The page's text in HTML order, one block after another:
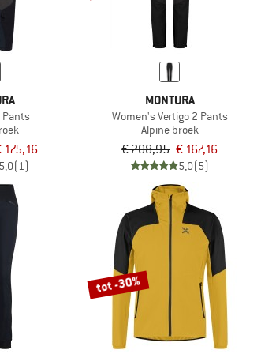
Pants
175,16
5,0(1)
MONTURA
Women's Vertigo 2 Pants
Alpine broek
€ 208,95 € 167,16
5,0(5)
tot -30%